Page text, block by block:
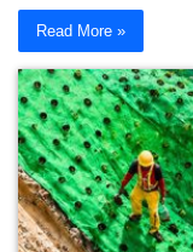
Read More »